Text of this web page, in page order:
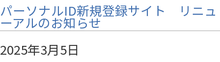
パーソナルID新規登録サイト リニュ
ーアルのお知らせ
2025年3月5日